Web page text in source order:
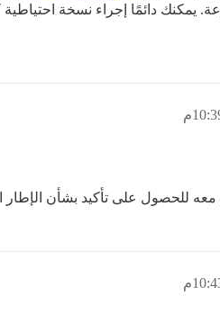
يمكنك دائمًا إجراء نسخة
للحصول على تأكيد بشأن الإطار